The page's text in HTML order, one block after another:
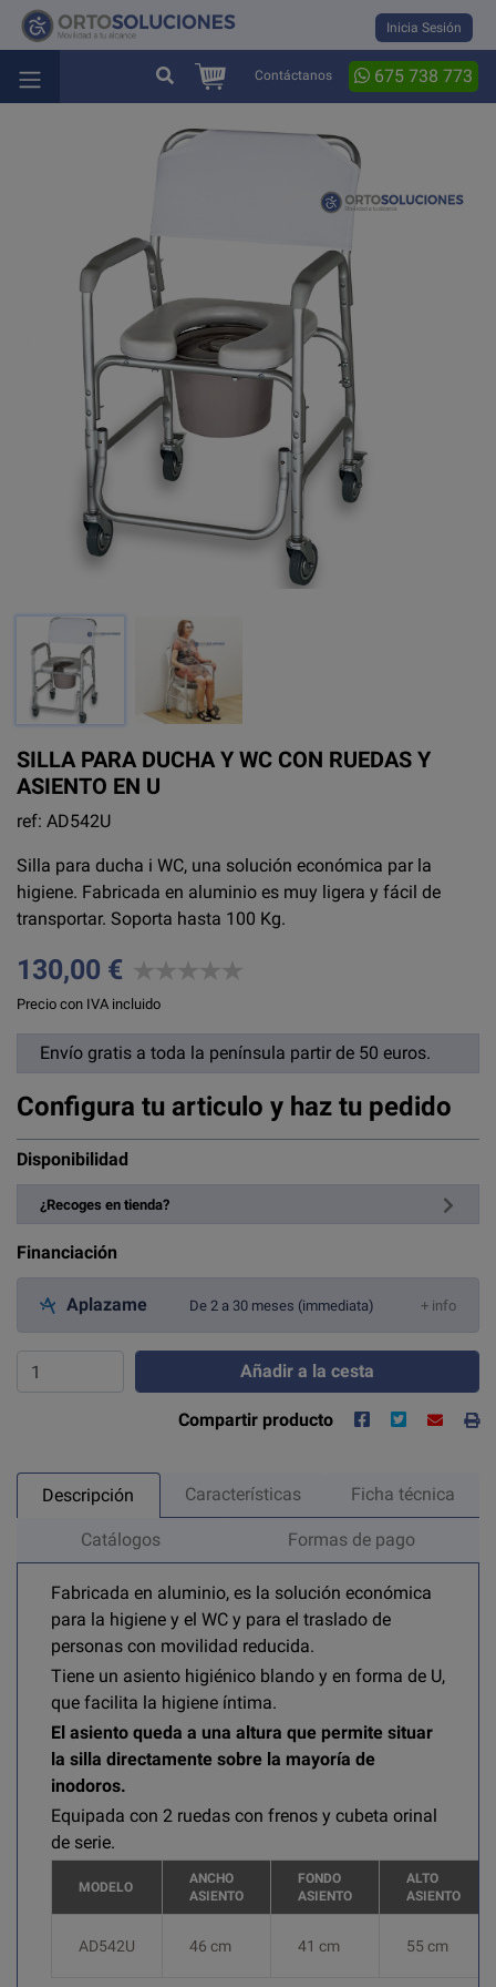
Inicia Sesión
Contáctanos 675 738 773
SILLA PARA DUCHA Y WC CON RUEDAS Y
ASIENTO EN U
ref: AD542U
Silla para ducha i WC, una solución económica par la
higiene. Fabricada en aluminio es muy ligera y fácil de
transportar. Soporta hasta 100 Kg.
130,00 €
Precio con IVA incluido
Envío gratis a toda la península partir de 50 euros.
Configura tu articulo y haz tu pedido
Disponibilidad
¿Recoges en tienda?
Financiación
Aplazame De 2 a 30 meses (immediata) + info
Añadir a la cesta
Compartir producto
Descripción Características Ficha técnica
Catálogos Formas de pago
Fabricada en aluminio, es la solución económica
para la higiene y el WC y para el traslado de
personas con movilidad reducida.
Tiene un asiento higiénico blando y en forma de U,
que facilita la higiene íntima.
El asiento queda a una altura que permite situar
la silla directamente sobre la mayoría de
inodoros.
Equipada con 2 ruedas con frenos y cubeta orinal
de serie.
MODELO
ANCHO
ASIENTO
FONDO
ASIENTO
ALTO
ASIENTO
AD542U 46 cm 41 cm 55 cm